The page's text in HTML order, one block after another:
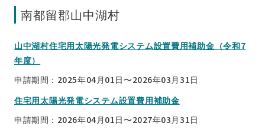
南都留郡山中湖村
山中湖村住宅用太陽光発電システム設置費用補助金（令和7
年度）
申請期間：2025年04月01日〜2026年03月31日
住宅用太陽光発電システム設置費用補助金
申請期間：2026年04月01日〜2027年03月31日